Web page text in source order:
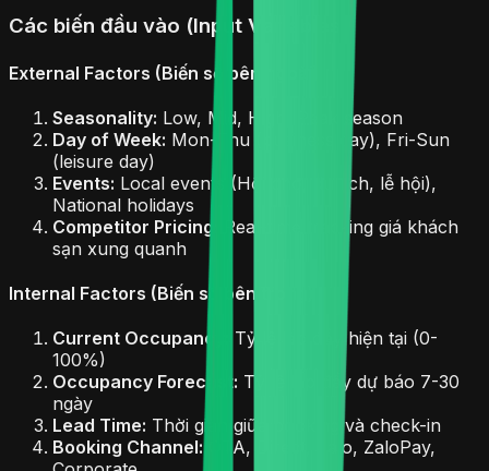
Các biến đầu vào (Input Variables)
External Factors (Biến số bên ngoài)
Seasonality: Low, Mid, High, Peak season
Day of Week: Mon-Thu (business day), Fri-Sun
(leisure day)
Events: Local events (Hội chợ, du lịch, lễ hội),
National holidays
Competitor Pricing:
Real-time tracking giá khách
sạn xung quanh
Internal Factors (Biến số bên trong)
Current Occupancy:
Tỷ lệ lấp đầy hiện tại (0-
100%)
Occupancy Forecast: Tỷ lệ lấp đầy dự báo 7-30
ngày
Lead Time: Thời gian giữa booking và check-in
Booking Channel:OTA, Direct, Zalo, ZaloPay,